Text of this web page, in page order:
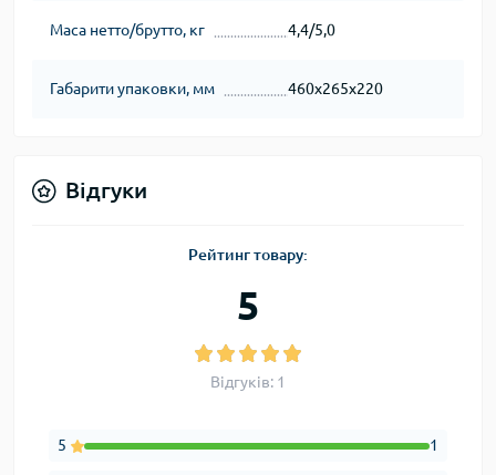
Маса нетто/брутто, кг 4,4/5,0
Габарити упаковки, мм 460х265х220
Відгуки
Рейтинг товару:
5
Відгуків: 1
5 1